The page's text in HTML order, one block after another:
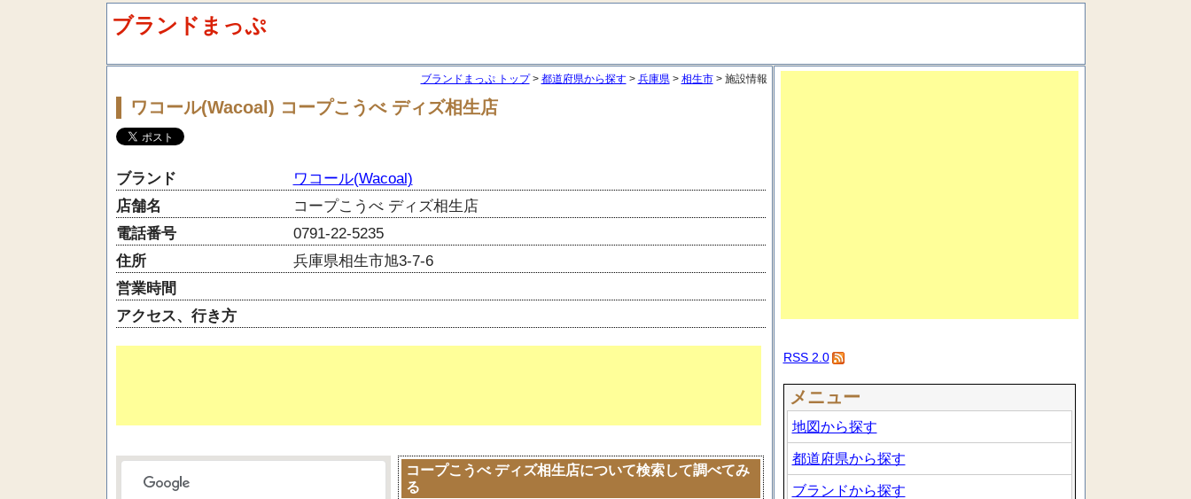
ブランドまっぷ
ブランドまっぷ トップ> 都道府県から探す> 兵庫県> 相生市> 施設情報
ワコール(Wacoal) コープこうべ ディズ相生店
ブランド
ワコール(Wacoal)
店舗名
コープこうべ ディズ相生店
電話番号
0791-22-5235
住所
兵庫県相生市旭3-7-6
営業時間
アクセス、行き方
コープこうべ ディズ相生店について検索して調べてみ
る
RSS 2.0
メニュー
地図から探す
都道府県から探す
ブランドから探す